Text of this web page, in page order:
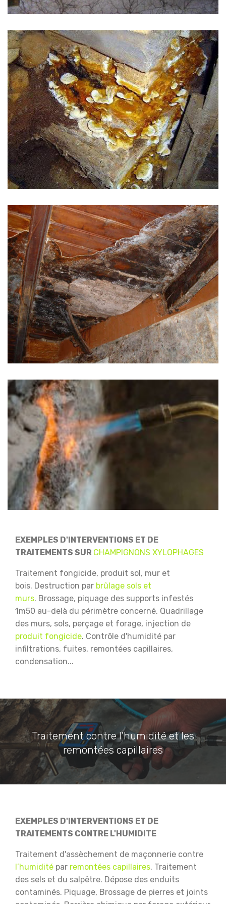
EXEMPLES D'INTERVENTIONS ET DE
TRAITEMENTS SUR CHAMPIGNONS XYLOPHAGES
Traitement fongicide, produit sol, mur et
bois. Destruction par brûlage sols et
murs. Brossage, piquage des supports infestés
1m50 au-delà du périmètre concerné. Quadrillage
des murs, sols, perçage et forage, injection de
produit fongicide. Contrôle d'humidité par
infiltrations, fuites, remontées capillaires,
condensation...
Traitement contre l'humidité et les
remontées capillaires
EXEMPLES D'INTERVENTIONS ET DE
TRAITEMENTS CONTRE L'HUMIDITE
Traitement d'assèchement de maçonnerie contre
l’humidité par remontées capillaires. Traitement
des sels et du salpêtre. Dépose des enduits
contaminés. Piquage, Brossage de pierres et joints